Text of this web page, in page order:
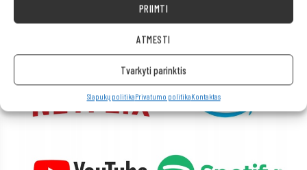
PRIIMTI
ATMESTI
Tvarkyti parinktis
Slapukų politikaPrivatumo politikaKontaktas